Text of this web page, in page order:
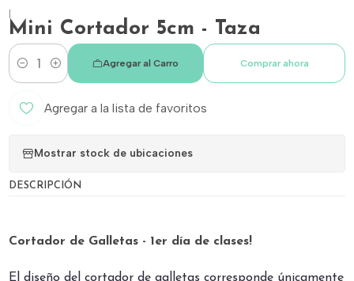
|
Mini Cortador 5cm - Taza
Cantidad
Agregar al Carro Comprar ahora
Agregar a la lista de favoritos
Mostrar stock de ubicaciones
DESCRIPCIÓN
Cortador de Galletas - 1er día de clases!
El diseño del cortador de galletas corresponde únicamente